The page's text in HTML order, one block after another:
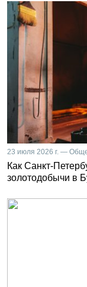
23 июля 2026 г. —
Как Санкт-
золотодобычи в